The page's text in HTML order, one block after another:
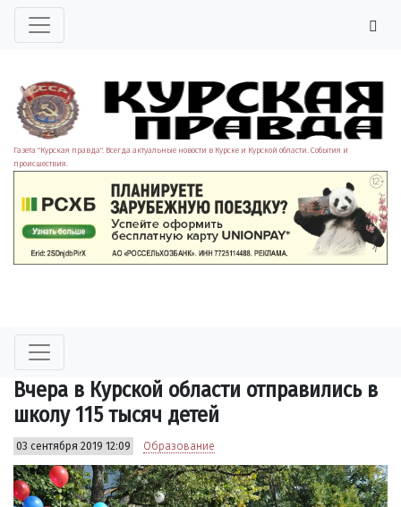
Газета "Курская правда". Всегда актуальные новости в Курске и Курской области. События и
происшествия.
Вчера в Курской области отправились в
школу 115 тысяч детей
03 сентября 2019 12:09 Образование